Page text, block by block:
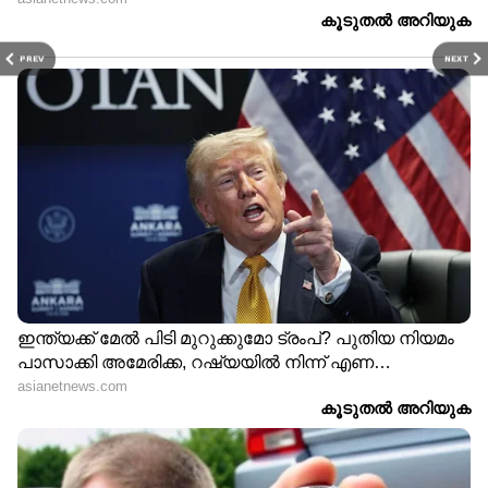
PREV NEXT
ഉണ്ട്. പതിവായി ഒലിവ് ഓയിൽ കഴിക്കുന്നത്
ധമനികളുടെ പ്രവർത്തനം
മെച്ചപ്പെടുത്തുന്നതിലൂടെ രക്തസമ്മർദ്ദം
കുറയ്ക്കാൻ സഹായിക്കും.
LATEST VIDEOS